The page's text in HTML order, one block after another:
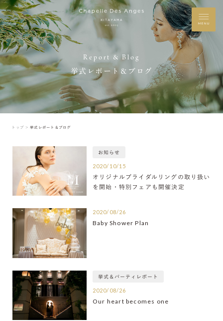
MENU
Report & Blog
挙式レポート＆ブログ
トップ ＞ 挙式レポート＆ブログ
お知らせ
2020/10/15
オリジナルブライダルリングの取り扱い
を開始・特別フェアも開催決定
2020/08/26
Baby Shower Plan
挙式＆パーティレポート
2020/08/26
Our heart becomes one